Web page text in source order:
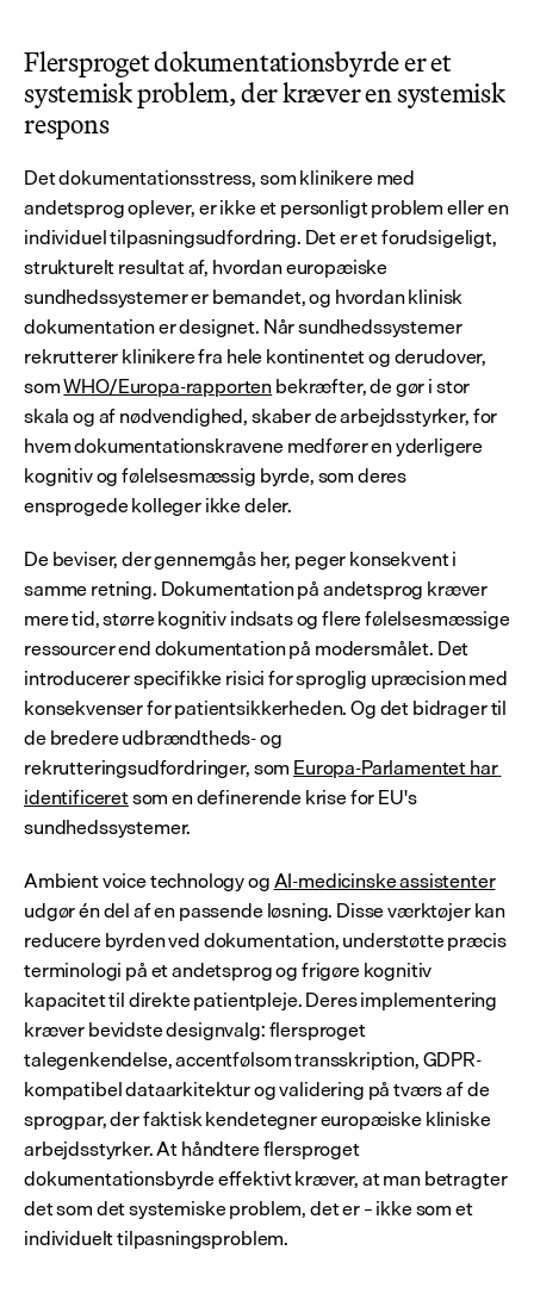
Flersproget dokumentationsbyrde er et
systemisk problem, der kræver en systemisk
respons
Det dokumentationsstress, som klinikere med
andetsprog oplever, er ikke et personligt problem eller en
individuel tilpasningsudfordring. Det er et forudsigeligt,
strukturelt resultat af, hvordan europæiske
sundhedssystemer er bemandet, og hvordan klinisk
dokumentation er designet. Når sundhedssystemer
rekrutterer klinikere fra hele kontinentet og derudover,
som WHO/Europa-rapporten bekræfter, de gør i stor
skala og af nødvendighed, skaber de arbejdsstyrker, for
hvem dokumentationskravene medfører en yderligere
kognitiv og følelsesmæssig byrde, som deres
ensprogede kolleger ikke deler.
De beviser, der gennemgås her, peger konsekvent i
samme retning. Dokumentation på andetsprog kræver
mere tid, større kognitiv indsats og flere følelsesmæssige
ressourcer end dokumentation på modersmålet. Det
introducerer specifikke risici for sproglig upræcision med
konsekvenser for patientsikkerheden. Og det bidrager til
de bredere udbrændtheds- og
rekrutteringsudfordringer, som Europa-Parlamentet har
identificeret som en definerende krise for EU's
sundhedssystemer.
Ambient voice technology og AI-medicinske assistenter
udgør én del af en passende løsning. Disse værktøjer kan
reducere byrden ved dokumentation, understøtte præcis
terminologi på et andetsprog og frigøre kognitiv
kapacitet til direkte patientpleje. Deres implementering
kræver bevidste designvalg: flersproget
talegenkendelse, accentfølsom transskription, GDPR-
kompatibel dataarkitektur og validering på tværs af de
sprogpar, der faktisk kendetegner europæiske kliniske
arbejdsstyrker. At håndtere flersproget
dokumentationsbyrde effektivt kræver, at man betragter
det som det systemiske problem, det er – ikke som et
individuelt tilpasningsproblem.